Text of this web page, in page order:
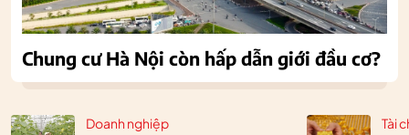
Doanh nghiệp Tài
Chung cư Hà Nội còn hấp dẫn giới đầu cơ?